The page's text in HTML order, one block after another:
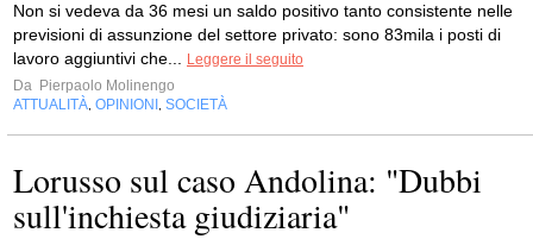
Non si vedeva da 36 mesi un saldo positivo tanto consistente nelle
previsioni di assunzione del settore privato: sono 83mila i posti di
lavoro aggiuntivi che...
Leggere il seguito
Da Pierpaolo Molinengo
ATTUALITÀ OPINIONI SOCIETÀ
Lorusso sul caso Andolina: "Dubbi
sull'inchiesta giudiziaria"